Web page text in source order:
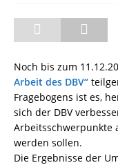
Noch bis zum
Arbeit des DBV“
Fragebogens ist es,
sich der DBV
Arbeitsschwerpunkte
werden sollen.
Die Ergebnisse der